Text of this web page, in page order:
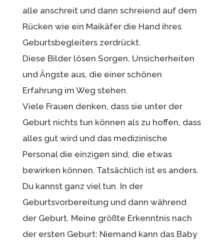
alle anschreit und dann schreiend auf dem
Rücken wie ein Maikäfer die Hand ihres
Geburtsbegleiters zerdrückt.
Diese Bilder lösen Sorgen, Unsicherheiten
und Ängste aus, die einer schönen
Erfahrung im Weg stehen.
Viele Frauen denken, dass sie unter der
Geburt nichts tun können als zu hoffen, dass
alles gut wird und das medizinische
Personal die einzigen sind, die etwas
bewirken können. Tatsächlich ist es anders.
Du kannst ganz viel tun. In der
Geburtsvorbereitung und dann während
der Geburt. Meine größte Erkenntnis nach
der ersten Geburt: Niemand kann das Baby